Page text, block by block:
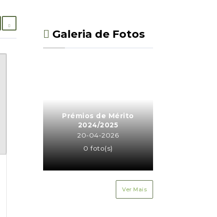
Galeria de Fotos
Prémios de Mérito
2024/2025
20-04-2026
0 foto(s)
Ver Mais